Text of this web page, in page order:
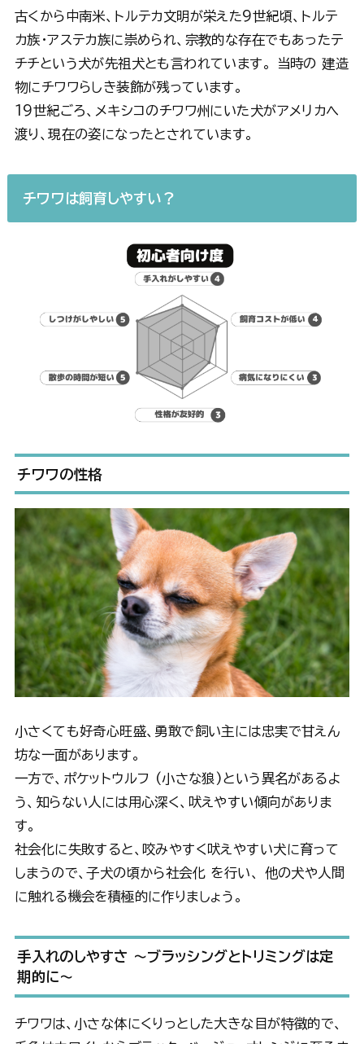
古くから中南米、トルテカ文明が栄えた9世紀頃、トルテ
カ族・アステカ族に崇められ、宗教的な存在でもあったテ
チチという犬が先祖犬とも言われています。 当時の 建造
物にチワワらしき装飾が残っています。
19世紀ごろ、メキシコのチワワ州にいた犬がアメリカへ
渡り、現在の姿になったとされています。
チワワは飼育しやすい？
チワワの性格
小さくても好奇心旺盛、勇敢で飼い主には忠実で甘えん
坊な一面があります。
一方で、ポケットウルフ (小さな狼)という異名があるよ
う、知らない人には用心深く、吠えやすい傾向がありま
す。
社会化に失敗すると、咬みやすく吠えやすい犬に育って
しまうので、子犬の頃から社会化 を行い、 他の犬や人間
に触れる機会を積極的に作りましょう。
手入れのしやすさ 〜ブラッシングとトリミングは定
期的に〜
チワワは、小さな体にくりっとした大きな目が特徴的で、